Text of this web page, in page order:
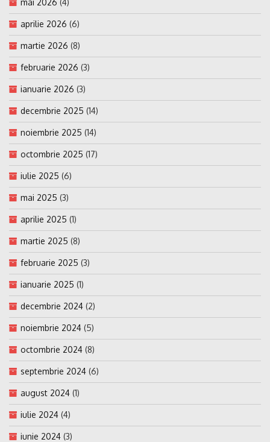
aprilie 2026 (6)
martie 2026 (8)
februarie 2026 (3)
ianuarie 2026 (3)
decembrie 2025 (14)
noiembrie 2025 (14)
octombrie 2025 (17)
iulie 2025 (6)
mai 2025 (3)
aprilie 2025 (1)
martie 2025 (8)
februarie 2025 (3)
ianuarie 2025 (1)
decembrie 2024 (2)
noiembrie 2024 (5)
octombrie 2024 (8)
septembrie 2024 (6)
august 2024 (1)
iulie 2024 (4)
iunie 2024 (3)